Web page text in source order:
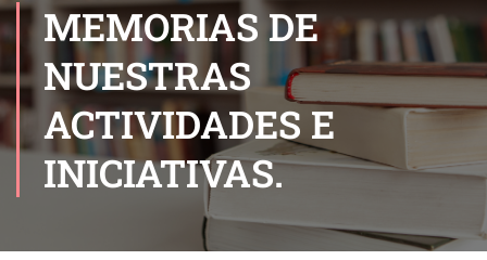
MEMORIAS DE
NUESTRAS
ACTIVIDADES E
INICIATIVAS.